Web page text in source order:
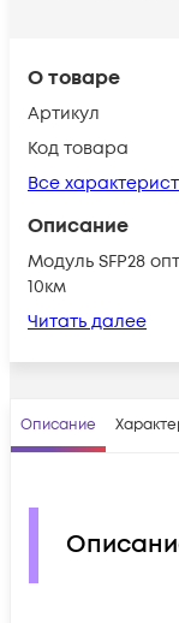
О товаре
Артикул
Код товара
Все
Описание
Модуль SFP28
10км
Читать далее
Описание